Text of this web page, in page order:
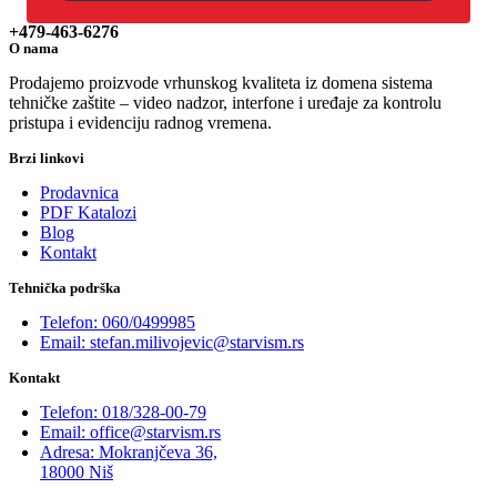
+479-463-6276
O nama
Prodajemo proizvode vrhunskog kvaliteta iz domena sistema
tehničke zaštite – video nadzor, interfone i uređaje za kontrolu
pristupa i evidenciju radnog vremena.
Brzi linkovi
Prodavnica
PDF Katalozi
Blog
Kontakt
Tehnička podrška
Telefon: 060/0499985
Email: stefan.milivojevic@starvism.rs
Kontakt
Telefon: 018/328-00-79
Email: office@starvism.rs
Adresa: Mokranjčeva 36,
18000 Niš